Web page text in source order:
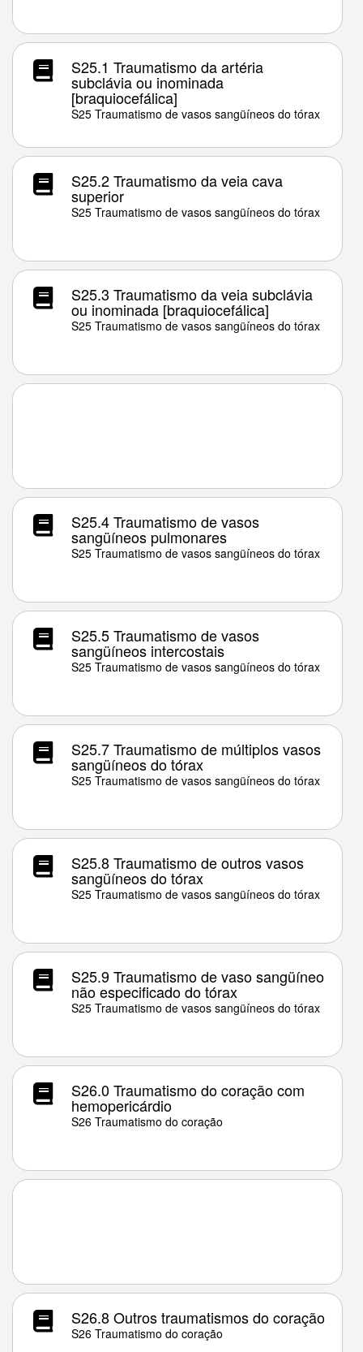
S25.1 Traumatismo da artéria
subclávia ou inominada
[braquiocefálica]
S25 Traumatismo de vasos sangüíneos do tórax
S25.2 Traumatismo da veia cava
superior
S25 Traumatismo de vasos sangüíneos do tórax
S25.3 Traumatismo da veia subclávia
ou inominada [braquiocefálica]
S25 Traumatismo de vasos sangüíneos do tórax
S25.4 Traumatismo de vasos
sangüíneos pulmonares
S25 Traumatismo de vasos sangüíneos do tórax
S25.5 Traumatismo de vasos
sangüíneos intercostais
S25 Traumatismo de vasos sangüíneos do tórax
S25.7 Traumatismo de múltiplos vasos
sangüíneos do tórax
S25 Traumatismo de vasos sangüíneos do tórax
S25.8 Traumatismo de outros vasos
sangüíneos do tórax
S25 Traumatismo de vasos sangüíneos do tórax
S25.9 Traumatismo de vaso sangüíneo
não especificado do tórax
S25 Traumatismo de vasos sangüíneos do tórax
S26.0 Traumatismo do coração com
hemopericárdio
S26 Traumatismo do coração
S26.8 Outros traumatismos do coração
S26 Traumatismo do coração